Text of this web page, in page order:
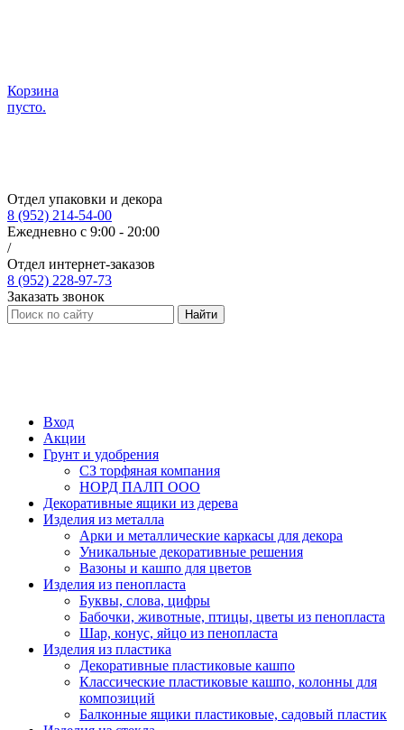
Корзина
пусто.
Отдел упаковки и декора
8 (952) 214-54-00
Ежедневно с 9:00 - 20:00
/
Отдел интернет-заказов
8 (952) 228-97-73
Заказать звонок
Найти
Вход
Акции
Грунт и удобрения
СЗ торфяная компания
НОРД ПАЛП ООО
Декоративные ящики из дерева
Изделия из металла
Арки и металлические каркасы для декора
Уникальные декоративные решения
Вазоны и кашпо для цветов
Изделия из пенопласта
Буквы, слова, цифры
Бабочки, животные, птицы, цветы из пенопласта
Шар, конус, яйцо из пенопласта
Изделия из пластика
Декоративные пластиковые кашпо
Классические пластиковые кашпо, колонны для
композиций
Балконные ящики пластиковые, садовый пластик